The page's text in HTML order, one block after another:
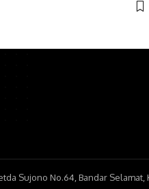
Sujono No.64, Bandar